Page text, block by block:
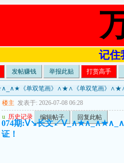
记住
发帖赚钱 举报此贴 打赏高手
《单双笔画》∧★∧《单双笔画》∧★∧
楼主 发表于: 2026-07-08 06:28
u 历史记录 编辑帖子 回复此帖
074期:Ⅴ↘长文
证！